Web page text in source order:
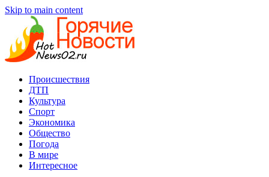
Skip to main content
Происшествия
ДТП
Культура
Спорт
Экономика
Общество
Погода
В мире
Интересное